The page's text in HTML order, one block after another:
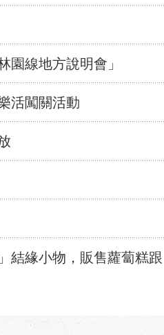
線地方說明會」
活闖關活動
結緣小物，販售蘿蔔糕跟